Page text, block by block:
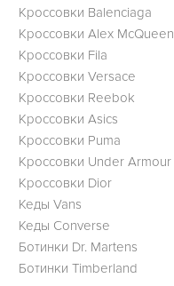
Кроссовки Balenciaga
Кроссовки Alex McQueen
Кроссовки Fila
Кроссовки Versace
Кроссовки Reebok
Кроссовки Asics
Кроссовки Puma
Кроссовки Under Armour
Кроссовки Dior
Кеды Vans
Кеды Converse
Ботинки Dr. Martens
Ботинки Timberland